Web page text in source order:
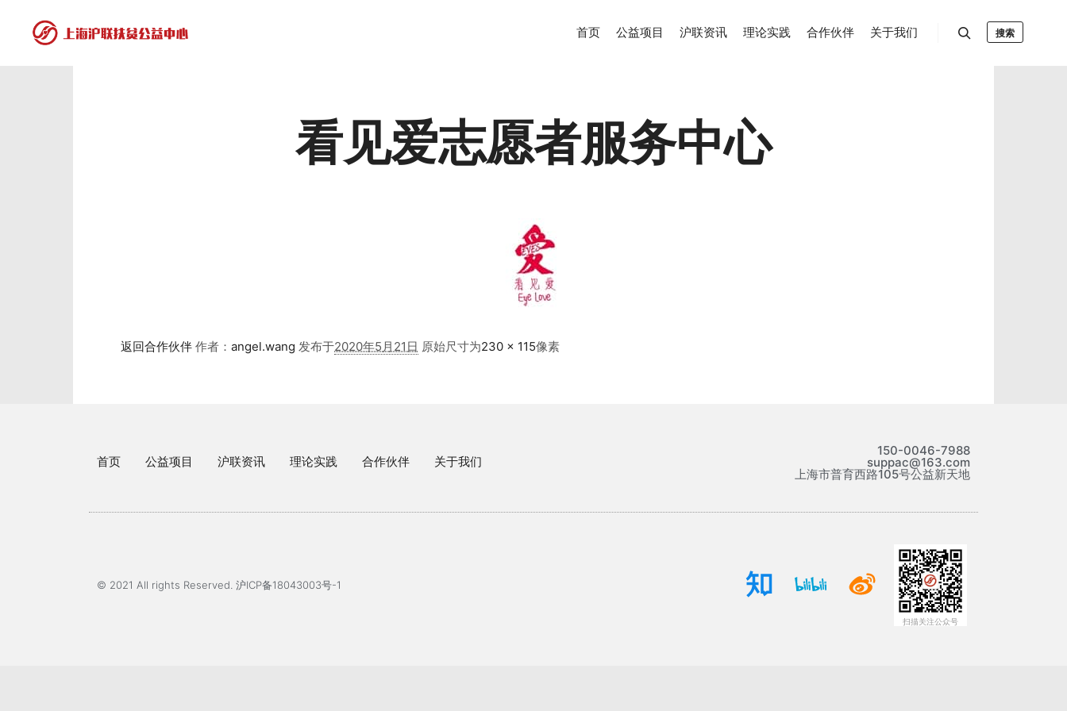
首页 公益项目 沪联资讯 理论实践 合作伙伴 关于我们 搜索
看见爱志愿者服务中心
返回合作伙伴 作者： angel.wang 发布于2020年5月21日 原始尺寸为230 × 115像素
首页 公益项目 沪联资讯 理论实践 合作伙伴 关于我们
150-0046-7988
suppac@163.com
上海市普育西路105号公益新天地
© 2021 All rights Reserved. 沪ICP备18043003号-1
扫描关注公众号